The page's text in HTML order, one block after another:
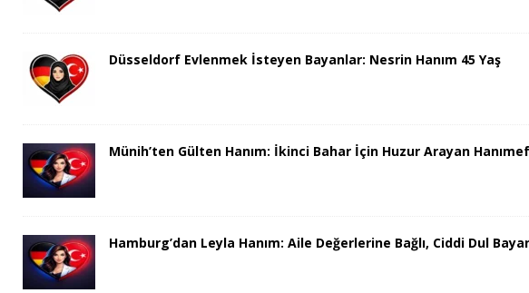
Düsseldorf Evlenmek İsteyen Bayanlar: Nesrin Hanım 45 Yaş
Münih’ten Gülten Hanım: İkinci Bahar İçin Huzur Arayan
Hamburg’dan Leyla Hanım: Aile Değerlerine Bağlı, Ciddi Dul